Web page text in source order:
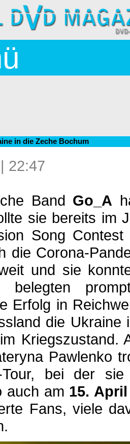
in die Zeche Bochum
22:47
Band Go_A
sie bereits im
Song
die Corona-
und sie
belegten
Erfolg in
die
Kriegszustand.
Pawlenko
Tour, bei der
auch am 15.
Fans, viele